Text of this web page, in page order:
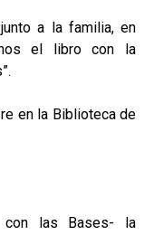
a la familia, en
el libro con la
en la Biblioteca de
con las Bases- la